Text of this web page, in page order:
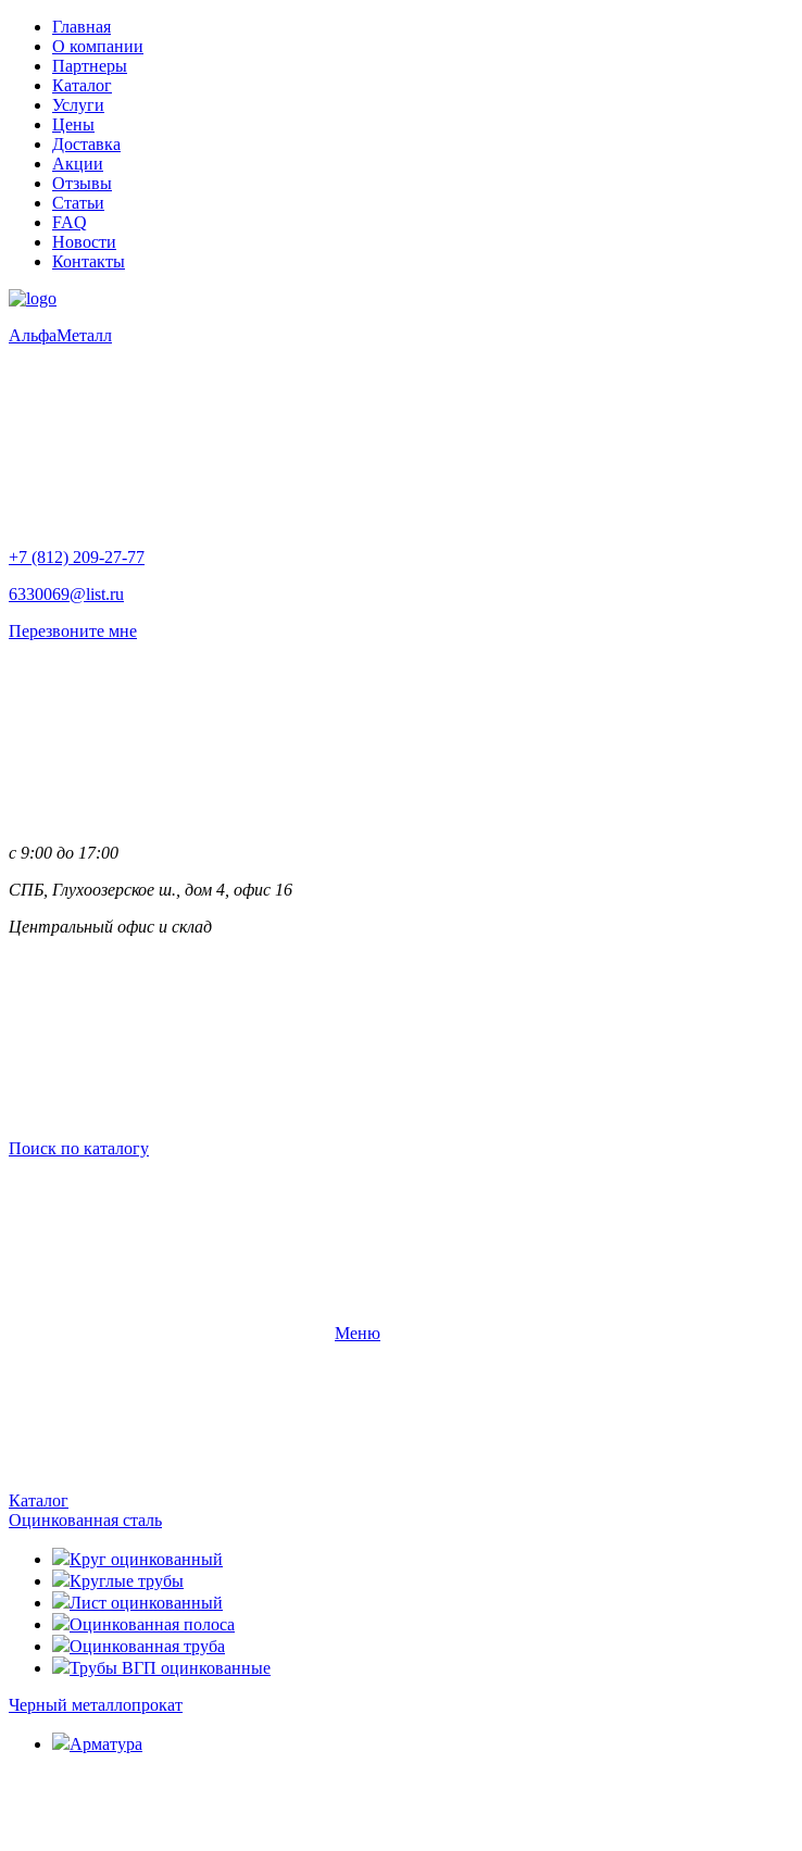
Главная
О компании
Партнеры
Каталог
Услуги
Цены
Доставка
Акции
Отзывы
Статьи
FAQ
Новости
Контакты
АльфаМеталл
+7 (812) 209-27-77
6330069@list.ru
Перезвоните мне
с 9:00 до 17:00
СПБ, Глухоозерское ш., дом 4, офис 16
Центральный офис и склад
Поиск по каталогу
Меню
Каталог
Оцинкованная сталь
Круг оцинкованный
Круглые трубы
Лист оцинкованный
Оцинкованная полоса
Оцинкованная труба
Трубы ВГП оцинкованные
Черный металлопрокат
Арматура